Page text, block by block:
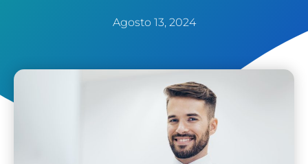
Agosto 13, 2024